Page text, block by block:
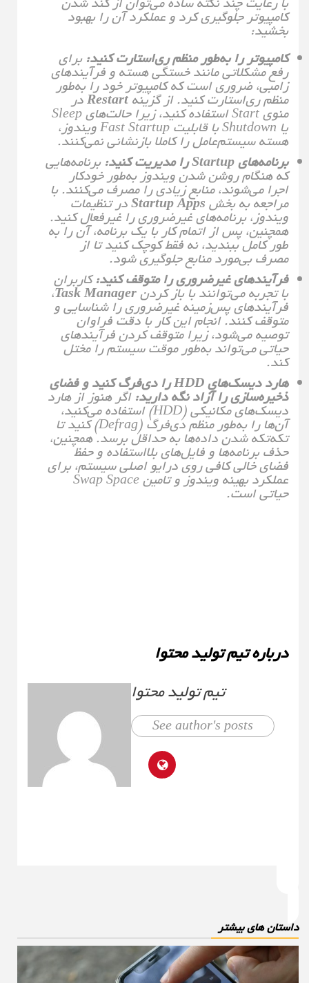
کامپیوتر جلوگیری کرد و عملکرد آن را بهبود
بخشید:
کامپیوتر را به‌طور منظم ری‌استارت کنید:برای
رفع مشکلاتی مانند خستگی هسته و فرآیندهای
زامبی، ضروری است که کامپیوتر خود را به‌طور
منظم ری‌استارت کنید. از گزینهRestartدر
منوی Start استفاده کنید، زیرا حالت‌های Sleep
یا Shutdown با قابلیت Fast Startup ویندوز،
هسته سیستم‌عامل را کاملا بازنشانی نمی‌کنند.
برنامه‌های Startup را مدیریت کنید:
برنامه‌هایی
که هنگام روشن شدن ویندوز به‌طور خودکار
اجرا می‌شوند، منابع زیادی را مصرف می‌کنند. با
مراجعه به بخشStartup Appsدر تنظیمات
ویندوز، برنامه‌های غیرضروری را غیرفعال کنید.
همچنین، پس از اتمام کار با یک برنامه، آن را به
طور کامل ببندید، نه فقط کوچک کنید تا از
مصرف بی‌مورد منابع جلوگیری شود.
فرآیندهای غیرضروری را متوقف کنید:کاربران
با تجربه می‌توانند با باز کردنTask Manager،
فرآیندهای پس‌زمینه غیرضروری را شناسایی و
متوقف کنند. انجام این کار با دقت فراوان
توصیه می‌شود، زیرا متوقف کردن فرآیندهای
حیاتی می‌تواند به‌طور موقت سیستم را مختل
کند.
هارد دیسک‌های HDD را دی‌فرگ کنید و فضای
ذخیره‌سازی را آزاد نگه دارید:اگر هنوز از هارد
دیسک‌های مکانیکی (HDD) استفاده می‌کنید،
آن‌ها را به‌طور منظم دی‌فرگ (Defrag) کنید تا
تکه‌تکه شدن داده‌ها به حداقل برسد. همچنین،
حذف برنامه‌ها و فایل‌های بلااستفاده و حفظ
فضای خالی کافی روی درایو اصلی سیستم، برای
عملکرد بهینه ویندوز و تامین Swap Space
حیاتی است.
درباره تیم تولید محتوا
تیم تولید محتوا
See author's posts
های بیشتر